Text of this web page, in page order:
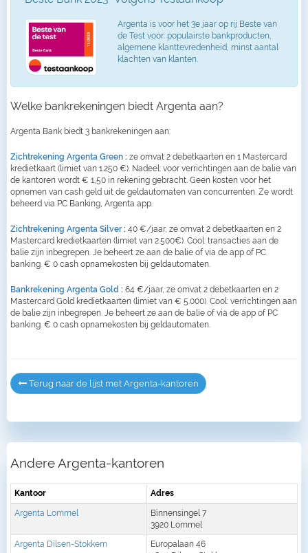
Argenta is voor het 3e jaar op rij Beste van
de Test voor: populairste bankproducten,
algemene klanttevredenheid, minst aantal
klachten van klanten.
Welke bankrekeningen biedt Argenta aan?
Argenta Bank biedt 3 bankrekeningen aan:
Zichtrekening Argenta Green : ze omvat 2 debetkaarten en 1 Mastercard
kredietkaart (limiet van 1.250 €). Nadeel: voor verrichtingen aan de balie van
de kantoren wordt € 1,50 in rekening gebracht. Geen kosten voor het
opnemen van cash geld uit de geldautomaten van concurrenten. Ze wordt
beheerd via PC Banking, Argenta app.
Zichtrekening Argenta Silver: 40 €/jaar, ze omvat 2 debetkaarten en 2
Mastercard kredietkaarten (limiet van 2.500€). Cool: transacties aan de
balie zijn inbegrepen. Je beheert ze aan de balie of via de app of PC
banking. € 0 cash opnamekosten bij geldautomaten.
Bankrekening Argenta Gold : 64 €/jaar, ze omvat 2 debetkaarten en 2
Mastercard Gold kredietkaarten (limiet van € 5.000). Cool: verrichtingen aan
de balie zijn inbegrepen. Je beheert ze aan de balie of via de app of PC
banking. € 0 cash opnamekosten bij geldautomaten.
Terug naar de lijst met Argenta-kantoren
Andere Argenta-kantoren
Kantoor Adres
Argenta Lommel
Binnensingel 7
3920 Lommel
Argenta Dilsen-Stokkem
Europalaan 46